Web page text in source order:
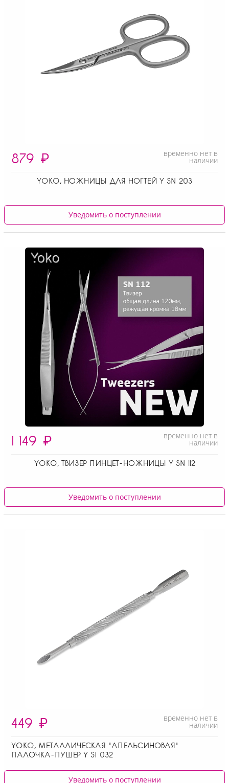
879 ₽ временно нет в
наличии
YOKO, НОЖНИЦЫ ДЛЯ НОГТЕЙ Y SN 203
Уведомить о поступлении
1 149 ₽ временно нет в
наличии
YOKO, ТВИЗЕР ПИНЦЕТ-НОЖНИЦЫ Y SN 112
Уведомить о поступлении
449 ₽ временно нет в
наличии
YOKO, МЕТАЛЛИЧЕСКАЯ "АПЕЛЬСИНОВАЯ"
ПАЛОЧКА-ПУШЕР Y SI 032
Уведомить о поступлении